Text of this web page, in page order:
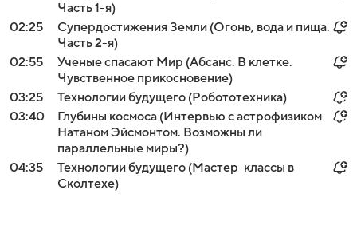
Часть 1-я)
02:25
Супердостижения Земли (Огонь, вода и пища.
Часть 2-я)
02:55
Ученые спасают Мир (Абсанс. В клетке.
Чувственное прикосновение)
03:25
Технологии будущего (Робототехника)
03:40
Глубины космоса (Интервью с астрофизиком
Натаном Эйсмонтом. Возможны ли
параллельные миры?)
04:35
Технологии будущего (Мастер-классы в
Сколтехе)